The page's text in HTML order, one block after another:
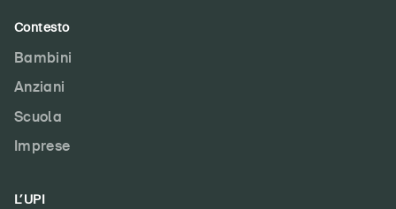
Contesto
Bambini
Anziani
Scuola
Imprese
L’UPI